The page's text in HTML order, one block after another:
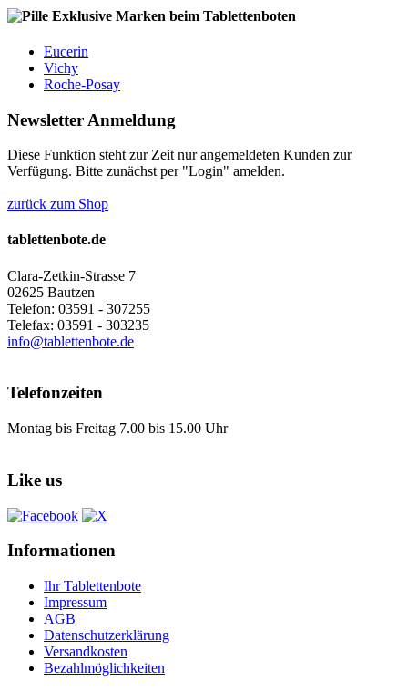
Exklusive Marken beim Tablettenboten
Eucerin
Vichy
Roche-Posay
Newsletter Anmeldung
Diese Funktion steht zur Zeit nur angemeldeten Kunden zur
Verfügung. Bitte zunächst per "Login" amelden.
zurück zum Shop
tablettenbote.de
Clara-Zetkin-Strasse 7
02625 Bautzen
Telefon: 03591 - 307255
Telefax: 03591 - 303235
info@tablettenbote.de
Telefonzeiten
Montag bis Freitag 7.00 bis 15.00 Uhr
Like us
Informationen
Ihr Tablettenbote
Impressum
AGB
Datenschutzerklärung
Versandkosten
Bezahlmöglichkeiten